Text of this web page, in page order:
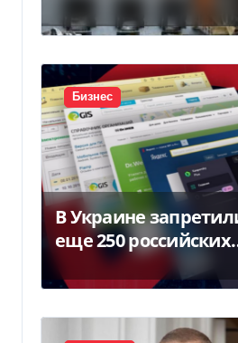
Бизнес
В Украине
еще 250 российских
программ и видов
оборудования —